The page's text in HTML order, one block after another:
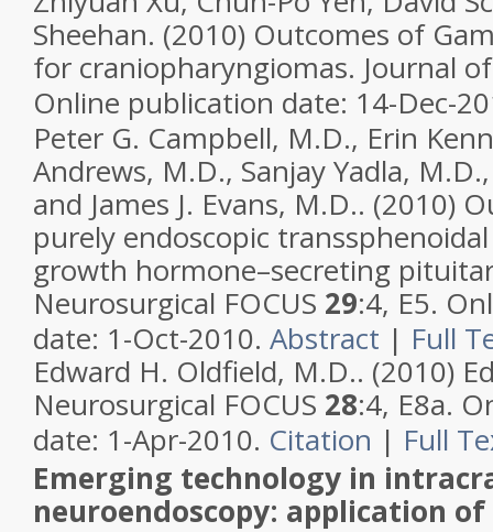
Sheehan. (2010) Outcomes of
for craniopharyngiomas. Journal
Online publication date: 14-Dec-
Peter G. Campbell, M.D., Erin
Andrews, M.D., SanjayYadla, M.D.
and James J. Evans, M.D.. (2010)
purely endoscopic
growth hormone–secreting
Neurosurgical FOCUS 29:4, E5.
date: 1-Oct-2010. Abstract | Full
Edward H. Oldfield, M.D.. (2010)
Neurosurgical FOCUS 28:4, E8a.
date: 1-Apr-2010. Citation | Full
Emerging technology in
neuroendoscopy: application